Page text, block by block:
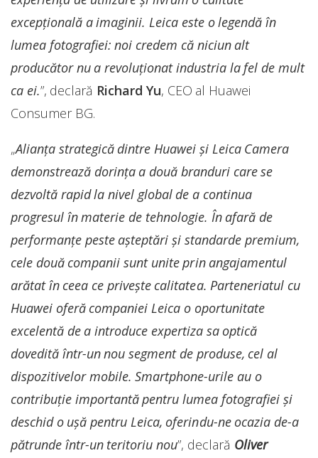
excepțională a imaginii. Leica este o legendă în
lumea fotografiei: noi credem că niciun alt
producător nu a revoluționat industria la fel de mult
ca ei.”, declară Richard Yu, CEO al Huawei
Consumer BG.
„Alianța strategică dintre Huawei și Leica Camera
demonstrează dorința a două branduri care se
dezvoltă rapid la nivel global de a continua
progresul în materie de tehnologie. În afară de
performanțe peste așteptări și standarde premium,
cele două companii sunt unite prin angajamentul
arătat în ceea ce privește calitatea. Parteneriatul cu
Huawei oferă companiei Leica o oportunitate
excelentă de a introduce expertiza sa optică
dovedită într-un nou segment de produse, cel al
dispozitivelor mobile. Smartphone-urile au o
contribuție importantă pentru lumea fotografiei și
deschid o ușă pentru Leica, oferindu-ne ocazia de-a
pătrunde într-un teritoriu nou”, declară Oliver